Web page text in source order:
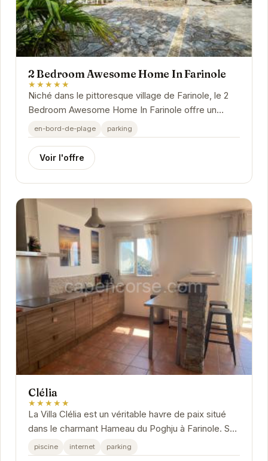
2 Bedroom Awesome Home In Farinole
★★★★★
Niché dans le pittoresque village de Farinole, le 2
Bedroom Awesome Home In Farinole offre un
havre de paix idéal pour les voyageurs en quête
de...
en-bord-de-plage parking
Voir l'offre
Clélia
★★★★★
La Villa Clélia est un véritable havre de paix situé
dans le charmant Hameau du Poghju à Farinole. Son
emplacement privilégié offre un accès...
piscine internet parking